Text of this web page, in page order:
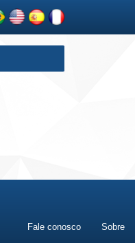
Fale conosco Sobre